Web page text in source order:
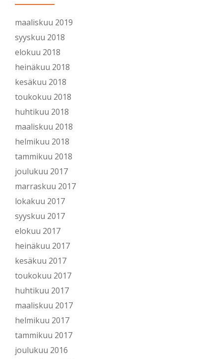
maaliskuu 2019
syyskuu 2018
elokuu 2018
heinäkuu 2018
kesäkuu 2018
toukokuu 2018
huhtikuu 2018
maaliskuu 2018
helmikuu 2018
tammikuu 2018
joulukuu 2017
marraskuu 2017
lokakuu 2017
syyskuu 2017
elokuu 2017
heinäkuu 2017
kesäkuu 2017
toukokuu 2017
huhtikuu 2017
maaliskuu 2017
helmikuu 2017
tammikuu 2017
joulukuu 2016